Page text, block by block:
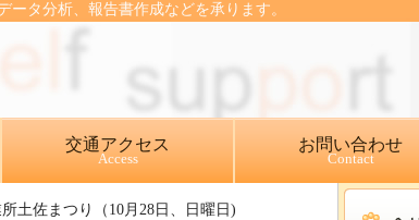
タ分析、報告書作成などを承ります。
交通アクセス
Access
お問い合わせ
Contact
土佐まつり（10月28日、日曜日)